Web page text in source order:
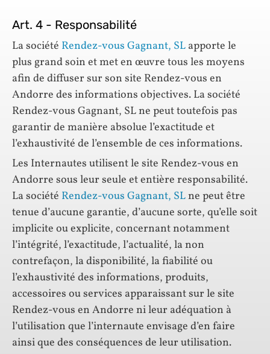
Art. 4 - Responsabilité
La société Rendez-vous Gagnant, SL apporte le
plus grand soin et met en œuvre tous les moyens
afin de diffuser sur son site Rendez-vous en
Andorre des informations objectives. La société
Rendez-vous Gagnant, SL ne peut toutefois pas
garantir de manière absolue l’exactitude et
l’exhaustivité de l’ensemble de ces informations.
Les Internautes utilisent le site Rendez-vous en
Andorre sous leur seule et entière responsabilité.
La société Rendez-vous Gagnant, SLne peut être
tenue d’aucune garantie, d’aucune sorte, qu’elle soit
implicite ou explicite, concernant notamment
l’intégrité, l’exactitude, l’actualité, la non
contrefaçon, la disponibilité, la fiabilité ou
l’exhaustivité des informations, produits,
accessoires ou services apparaissant sur le site
Rendez-vous en Andorre ni leur adéquation à
l’utilisation que l’internaute envisage d’en faire
ainsi que des conséquences de leur utilisation.